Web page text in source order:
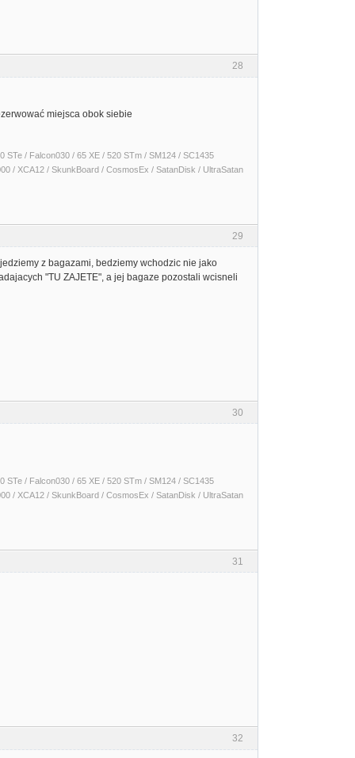
28
miejsca obok siebie
STe / Falcon030 / 65 XE / 520 STm / SM124 / SC1435
/ XCA12 / SkunkBoard / CosmosEx / SatanDisk / UltraSatan
29
z bagazami, bedziemy wchodzic nie jako
"TU ZAJETE", a jej bagaze pozostali wcisneli
30
STe / Falcon030 / 65 XE / 520 STm / SM124 / SC1435
/ XCA12 / SkunkBoard / CosmosEx / SatanDisk / UltraSatan
31
32